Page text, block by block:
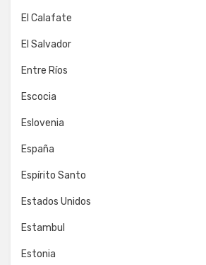
El Calafate
El Salvador
Entre Ríos
Escocia
Eslovenia
España
Espírito Santo
Estados Unidos
Estambul
Estonia